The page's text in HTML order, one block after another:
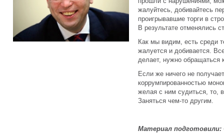
жалуйтесь, добивайтесь
проигрывавшие торги в
В результате отменялись
Как мы видим, есть среди
жалуется и добивается.
делает, нужно обращаться
Если же ничего не
коррумпированностью
желая с ним судиться, то,
Заняться чем-то другим.
Материал подготовили: